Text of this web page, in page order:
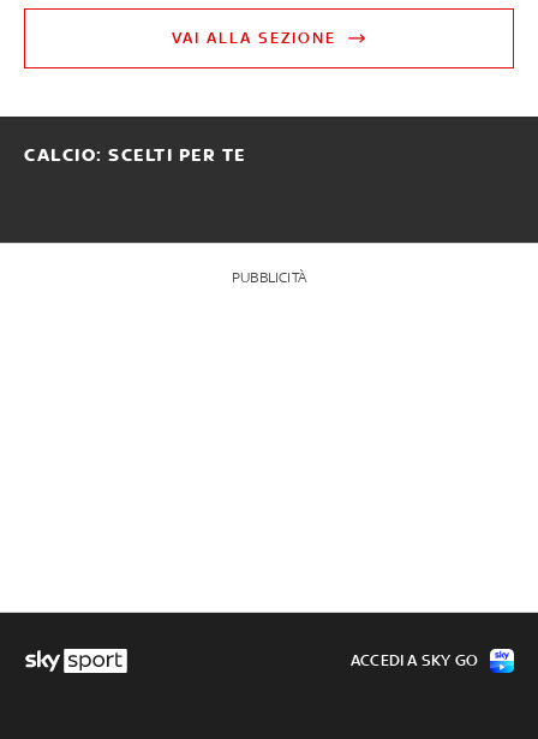
VAI ALLA SEZIONE
CALCIO: SCELTI PER TE
PUBBLICITÀ
ACCEDI A SKY GO